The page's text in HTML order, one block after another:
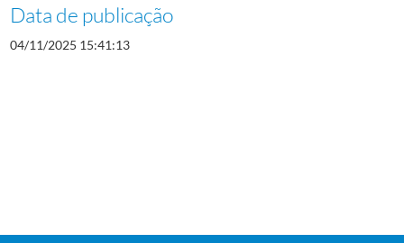
Data de publicação
04/11/2025 15:41:13